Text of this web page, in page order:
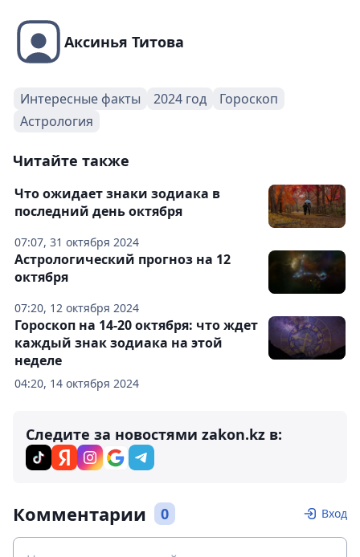
Аксинья Титова
Интересные факты 2024 год
Гороскоп
Астрология
Читайте также
07:07, 31 октября 2024
Что ожидает знаки зодиака в
последний день октября
07:20, 12 октября 2024
Астрологический прогноз на 12
октября
04:20, 14 октября 2024
Гороскоп на 14-20 октября: что ждет
каждый знак зодиака на этой
неделе
Следите за новостями zakon.kz в:
Комментарии 0 Вход